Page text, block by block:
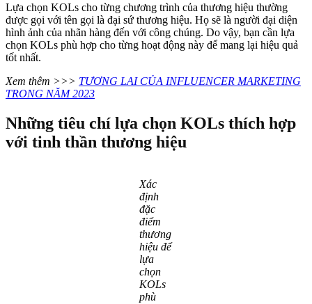
Lựa chọn KOLs cho từng chương trình của thương hiệu thường
được gọi với tên gọi là đại sứ thương hiệu. Họ sẽ là người đại diện
hình ảnh của nhãn hàng đến với công chúng. Do vậy, bạn cần lựa
chọn KOLs phù hợp cho từng hoạt động này để mang lại hiệu quả
tốt nhất.
Xem thêm >>> TƯƠNG LAI CỦA INFLUENCER MARKETING
TRONG NĂM 2023
Những tiêu chí lựa chọn KOLs thích hợp
với tinh thần thương hiệu
Xác
định
đặc
điểm
thương
hiệu để
lựa
chọn
KOLs
phù